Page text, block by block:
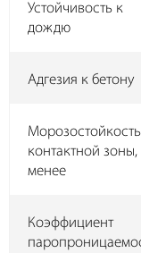
Устойчивость к
дождю
Адгезия к бетону
Морозостойкость
контактной зоны,
менее
Коэффициент